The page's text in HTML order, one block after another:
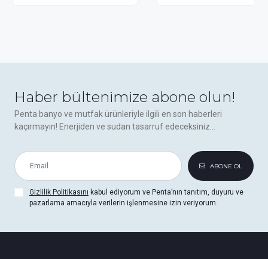
Haber bültenimize abone olun!
Penta banyo ve mutfak ürünleriyle ilgili en son haberleri
kaçırmayın! Enerjiden ve sudan tasarruf edeceksiniz...
ABONE OL
Gizlilik Politikasını kabul ediyorum ve Penta’nın tanıtım, duyuru ve
pazarlama amacıyla verilerin işlenmesine izin veriyorum.